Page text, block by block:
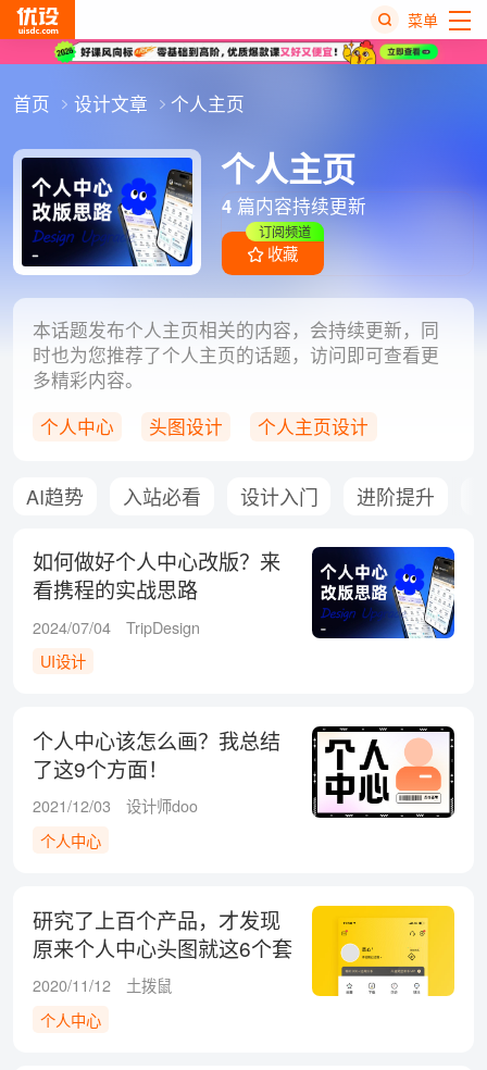
菜单
首页 设计文章 个人主页
个人主页
4 篇内容持续更新
收藏
订阅频道
本话题发布个人主页相关的内容，会持续更新，同
时也为您推荐了个人主页的话题，访问即可查看更
多精彩内容。
个人中心
头图设计
个人主页设计
AI趋势 入站必看 设计入门 进阶提升
如何做好个人中心改版？来
看携程的实战思路
2024/07/04
TripDesign
UI设计
个人中心该怎么画？我总结
了这9个方面！
2021/12/03
设计师doo
个人中心
研究了上百个产品，才发现
原来个人中心头图就这6个套
路！
2020/11/12
土拨鼠
个人中心